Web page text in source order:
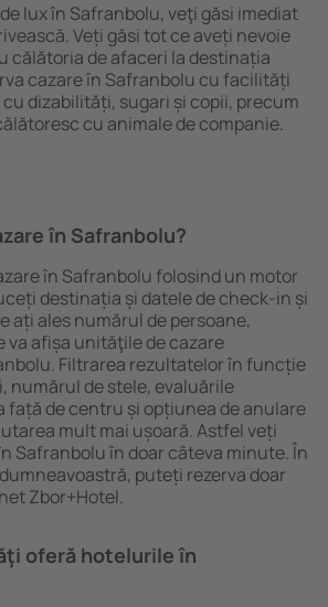
lux în Safranbolu, veţi găsi imediat
Veți găsi tot ce aveți nevoie
călătoria de afaceri la destinația
cazare în Safranbolu cu facilități
dizabilități, sugari și copii, precum
cu animale de companie.
în Safranbolu?
în Safranbolu folosind un motor
destinația și datele de check-in și
ați ales numărul de persoane,
va afișa unităţile de cazare
Filtrarea rezultatelor în funcție
numărul de stele, evaluările
față de centru și opțiunea de anulare
mult mai ușoară. Astfel veți
Safranbolu în doar câteva minute. În
puteți rezerva doar
Zbor+Hotel.
oferă hotelurile în